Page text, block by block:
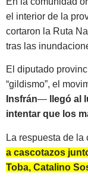
el interior de la
cortaron la Ruta
tras las
El diputado
“gildismo”, el
Insfrán—
llegó al
intentar que los
La respuesta de la
a cascotazos
Toba, Catalino